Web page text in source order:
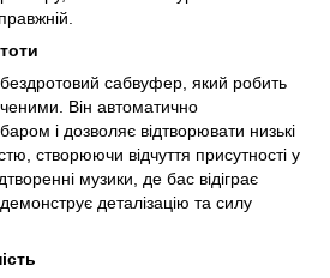
сабвуфер, який робить
Він автоматично
і дозволяє відтворювати низькі
створюючи відчуття присутності у
музики, де бас відіграє
деталізацію та силу